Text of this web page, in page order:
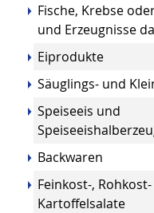
Fische, Krebse
und Erzeugnisse
Eiprodukte
Säuglings- und
Speiseeis und
Backwaren
Feinkost-,
Kartoffelsalate